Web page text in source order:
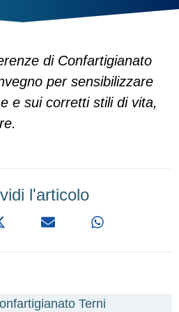
di Confartigianato
per sensibilizzare
e sui corretti stili di vita,
l'articolo
Terni